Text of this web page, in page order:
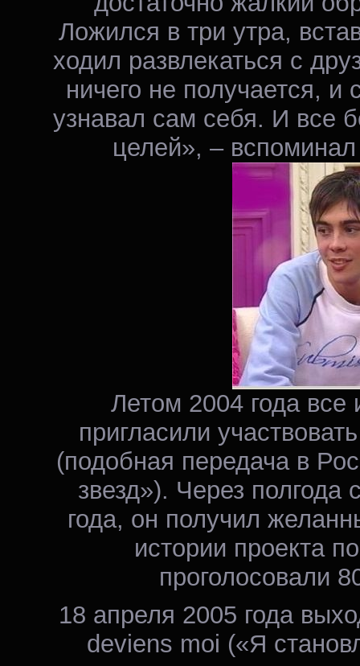
Ложился в три утра,
ходил развлекаться с
ничего не получается,
узнавал сам себя. И все
целей», –
Летом 2004 года все
пригласили
(подобная передача в
звезд»). Через
года, он получил
истории проекта
проголосовали
18 апреля 2005 года
deviens moi («Я